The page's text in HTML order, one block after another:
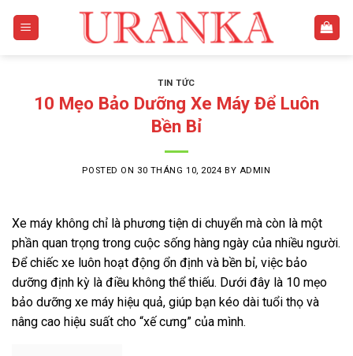
TIN TỨC
10 Mẹo Bảo Dưỡng Xe Máy Để Luôn
Bền Bỉ
POSTED ON 30 THÁNG 10, 2024 BY ADMIN
Xe máy không chỉ là phương tiện di chuyển mà còn là một
phần quan trọng trong cuộc sống hàng ngày của nhiều người.
Để chiếc xe luôn hoạt động ổn định và bền bỉ, việc bảo
dưỡng định kỳ là điều không thể thiếu. Dưới đây là 10 mẹo
bảo dưỡng xe máy hiệu quả, giúp bạn kéo dài tuổi thọ và
nâng cao hiệu suất cho “xế cưng” của mình.